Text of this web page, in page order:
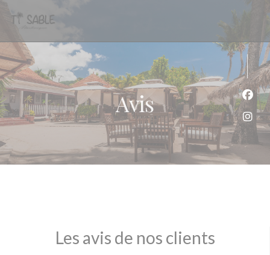
Avis
Les avis de nos clients